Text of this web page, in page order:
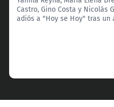
Castro, Gino Costa y Nicolás
adiós a "Hoy se Hoy" tras un